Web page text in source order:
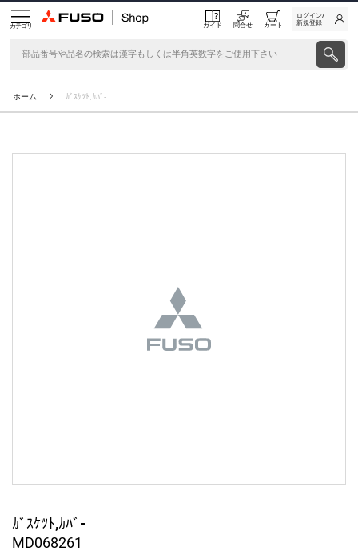
カテゴリ ガイド 問合せ カート
ログイン/
新規登録
ホーム ｶﾞｽｹﾂﾄ,ｶﾊﾞ-
ｶﾞｽｹﾂﾄ,ｶﾊﾞ-
MD068261